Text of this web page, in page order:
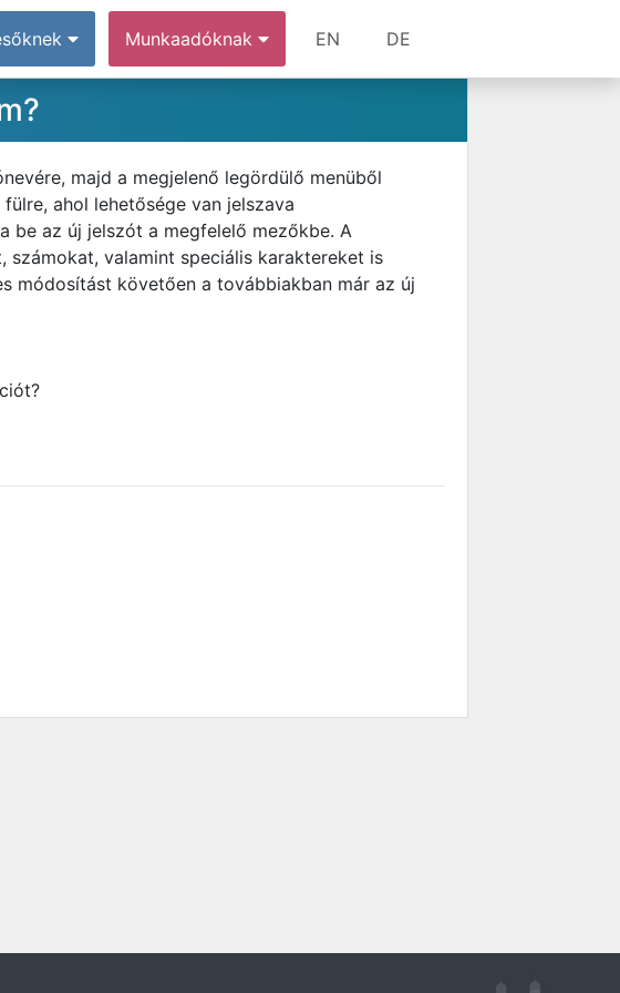
Munkaadóknak EN DE
majd a megjelenő legördülő menüből
ahol lehetősége van jelszava
be az új jelszót a megfelelő mezőkbe. A
számokat, valamint speciális karaktereket is
módosítást követően a továbbiakban már az új